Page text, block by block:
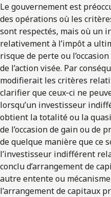
Le gouvernement est
des opérations où les
sont respectés, mais où un
relativement à l’impôt a
risque de perte ou
de l’action visée. Par
modifierait les critères
clarifier que ceux‑ci ne
lorsqu’un investisseur
obtient la totalité ou la
de l’occasion de gain ou de
de quelque manière que ce
l’investisseur indifférent
conclu d’arrangement de
autre entente ou
l’arrangement de capitaux